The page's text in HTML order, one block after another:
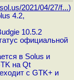
2021/04/27/f...)
4.2,
10.5.2
официальной
в Solus и
на Qt
с GTK+ и